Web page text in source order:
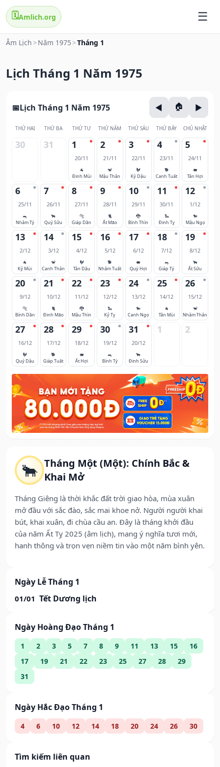
🗓️Amlich.org
Âm Lịch > Năm 1975 >Tháng 1
Lịch Tháng 1 Năm 1975
🐂 Tháng Một (Một): Chính Bắc &
Khai Mở
Tháng Giêng là thời khắc đất trời giao hòa, mùa xuân
mở đầu với sắc đào, sắc mai khoe nở. Người người khai
bút, khai xuân, đi chùa cầu an. Đây là tháng khởi đầu
của năm Ất Tỵ 2025 (âm lịch), mang ý nghĩa tươi mới,
hanh thông và trọn vẹn niềm tin vào một năm bình yên.
Ngày Lễ Tháng 1
01/01 Tết Dương lịch
Ngày Hoàng Đạo Tháng 1
1 2 3 5 7 8 9 11 13 15
16
17
19 21 22 23 25 27 28
29
31
Ngày Hắc Đạo Tháng 1
4 6 10 12 14 18 20 24 26 30
Tìm kiếm liên quan
Lịch Tháng 1 Năm 1975
THỨ HAI THỨ BA THỨ TƯ THỨ NĂM THỨ SÁU THỨ BẢY CHỦ NHẬT
30 31 1
20/11
🐐
Đinh Mùi
2
21/11
🐒
Mậu Thân
3
22/11
🐓
Kỷ Dậu
4
23/11
🐕
Canh Tuất
5
24/11
🐖
Tân Hợi
6
25/11
🐀
Nhâm Tý
7
26/11
🐂
Quý Sửu
8
27/11
🐅
Giáp Dần
9
28/11
🐈
Ất Mão
10
29/11
🐉
Bính Thìn
11
30/11
🐍
Đinh Tỵ
12
1/12
🐎
Mậu Ngọ
13
2/12
🐐
Kỷ Mùi
14
3/12
🐒
Canh Thân
15
4/12
🐓
Tân Dậu
16
5/12
🐕
Nhâm Tuất
17
6/12
🐖
Quý Hợi
18
7/12
🐀
Giáp Tý
19
8/12
🐂
Ất Sửu
20
9/12
🐅
Bính Dần
21
10/12
🐈
Đinh Mão
22
11/12
🐉
Mậu Thìn
23
12/12
🐍
Kỷ Tỵ
24
13/12
🐎
Canh Ngọ
25
14/12
🐐
Tân Mùi
26
15/12
🐒
Nhâm Thân
27
16/12
🐓
Quý Dậu
28
17/12
🐕
Giáp Tuất
29
18/12
🐖
Ất Hợi
30
19/12
🐀
Bính Tý
31
20/12
🐂
Đinh Sửu
1 2